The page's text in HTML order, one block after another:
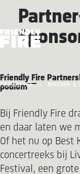
FRIENDLY FIRE PARTNER- &
Friendly Fire
podium
Bij Friendly Fire
en daar laten we
Of het nu op Best
concertreeks bij
Festival, een